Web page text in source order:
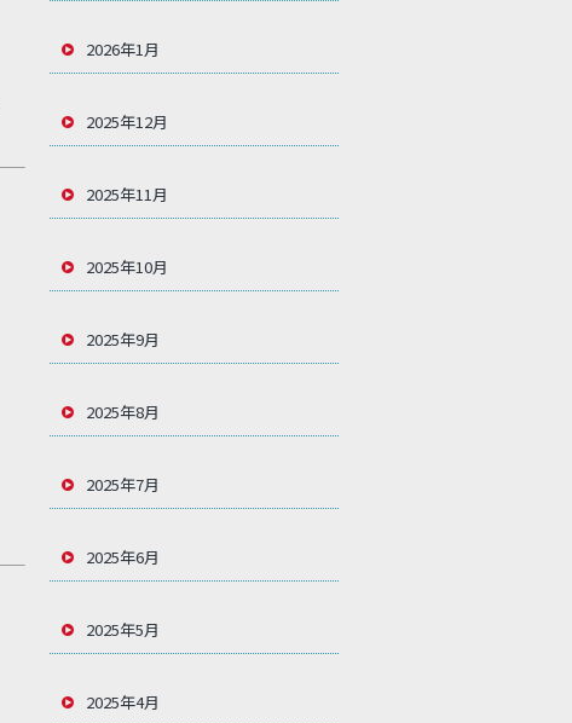
2026年1月
2025年12月
2025年11月
2025年10月
2025年9月
2025年8月
2025年7月
2025年6月
2025年5月
2025年4月